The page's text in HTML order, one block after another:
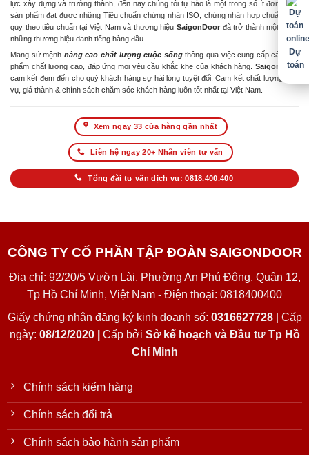
lực xây dựng và trưởng thành, đến nay chúng tôi tự hào là một trong số ít đơn vị có
sản phẩm đạt được những Tiêu chuẩn chứng nhận ISO, chứng nhận hợp chuẩn hợp
quy theo tiêu chuẩn tại Việt Nam và thương hiệu SaigonDoor đã trở thành một trong
những thương hiệu danh tiếng hàng đầu.
Mang sứ mệnh nâng cao chất lượng cuộc sốngthông qua việc cung cấp các sản
phẩm chất lượng cao, đáp ứng mọi yêu cầu khắc khe của khách hàng. SaigonDoor
cam kết đem đến cho quý khách hàng sự hài lòng tuyệt đối. Cam kết chất lượng dịch
vụ, giá thành & chính sách chăm sóc khách hàng luôn tốt nhất tại Việt Nam.
Xem ngay 33 cửa hàng gần nhất
Liên hệ ngay 20+ Nhân viên tư vấn
Tổng đài tư vấn dịch vụ: 0818.400.400
CÔNG TY CỔ PHẦN TẬP ĐOÀN SAIGONDOOR
Địa chỉ: 92/20/5 Vườn Lài, Phường An Phú Đông, Quận 12,
Tp Hồ Chí Minh, Việt Nam - Điện thoại: 0818400400
Giấy chứng nhận đăng ký kinh doanh số: 0316627728| Cấp
ngày: 08/12/2020 | Cấp bởi Sở kế hoạch và Đầu tư Tp Hồ
Chí Minh
Chính sách kiểm hàng
Chính sách đổi trả
Chính sách bảo hành sản phẩm
Dự
toán